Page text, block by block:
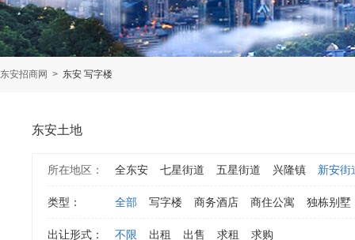
东安招商网 > 东安 写字楼
东安土地
所在地区： 全东安 七星街道 五星街道 兴隆镇 新安街
类型： 全部 写字楼 商务酒店 商住公寓 独栋别墅
出让形式： 不限 出租 出售 求租 求购